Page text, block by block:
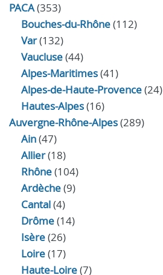
PACA(353)
Bouches-du-Rhône(112)
Var(132)
Vaucluse(44)
Alpes-Maritimes(41)
Alpes-de-Haute-Provence(24)
Hautes-Alpes(16)
Auvergne-Rhône-Alpes(289)
Ain(47)
Allier(18)
Rhône(104)
Ardèche(9)
Cantal(4)
Drôme(14)
Isère(26)
Loire(17)
Haute-Loire(7)